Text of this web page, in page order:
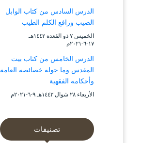
الدرس السادس من كتاب الوابل
الصيب ورافع الكلم الطيب
الخميس ۷ ذو القعدة ۱٤٤۲هـ
۱۷-٦-۲۰۲۱م
الدرس الخامس من كتاب بيت
المقدس وما حوله خصائصه العامة
وأحكامه الفقهية
الأربعاء ۲۸ شوال ۱٤٤۲هـ ۹-٦-۲۰۲۱م
تصنيفات